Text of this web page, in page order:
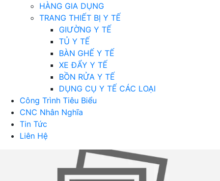
HÀNG GIA DỤNG
TRANG THIẾT BỊ Y TẾ
GIƯỜNG Y TẾ
TỦ Y TẾ
BÀN GHẾ Y TẾ
XE ĐẨY Y TẾ
BỒN RỬA Y TẾ
DỤNG CỤ Y TẾ CÁC LOẠI
Công Trình Tiêu Biểu
CNC Nhân Nghĩa
Tin Tức
Liên Hệ